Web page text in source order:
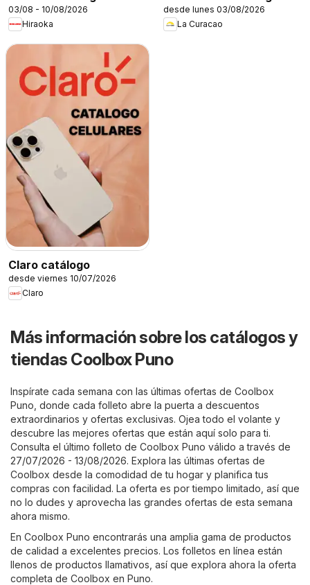
03/08 - 10/08/2026
Hiraoka
desde lunes 03/08/2026
La Curacao
Claro catálogo
desde viernes 10/07/2026
Claro
Más información sobre los catálogos y
tiendas Coolbox Puno
Inspírate cada semana con las últimas ofertas de Coolbox
Puno, donde cada folleto abre la puerta a descuentos
extraordinarios y ofertas exclusivas. Ojea todo el volante y
descubre las mejores ofertas que están aquí solo para ti.
Consulta el último folleto de Coolbox Puno válido a través de
27/07/2026 - 13/08/2026. Explora las últimas ofertas de
Coolbox desde la comodidad de tu hogar y planifica tus
compras con facilidad. La oferta es por tiempo limitado, así que
no lo dudes y aprovecha las grandes ofertas de esta semana
ahora mismo.
En Coolbox Puno encontrarás una amplia gama de productos
de calidad a excelentes precios. Los folletos en línea están
llenos de productos llamativos, así que explora ahora la oferta
completa de Coolbox en Puno.